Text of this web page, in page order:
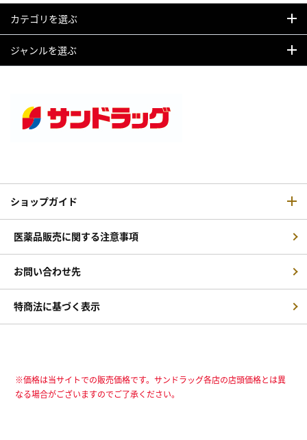
カテゴリを選ぶ
ジャンルを選ぶ
ショップガイド
医薬品販売に関する注意事項
お問い合わせ先
特商法に基づく表示
※価格は当サイトでの販売価格です。サンドラッグ各店の店頭価格とは異
なる場合がございますのでご了承ください。